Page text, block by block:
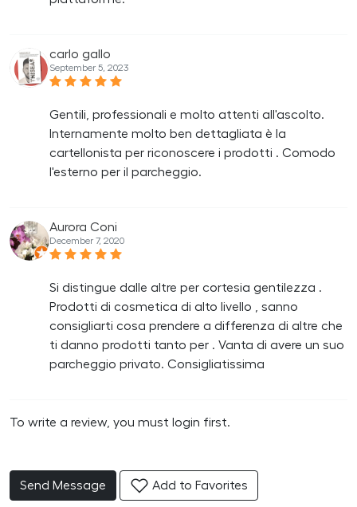
carlo gallo
September 5, 2023
Gentili, professionali e molto attenti all'ascolto.
Internamente molto ben dettagliata è la
cartellonista per riconoscere i prodotti . Comodo
l'esterno per il parcheggio.
Aurora Coni
December 7, 2020
Si distingue dalle altre per cortesia gentilezza .
Prodotti di cosmetica di alto livello , sanno
consigliarti cosa prendere a differenza di altre che
ti danno prodotti tanto per . Vanta di avere un suo
parcheggio privato. Consigliatissima
To write a review, you must login first.
Send Message Add to Favorites